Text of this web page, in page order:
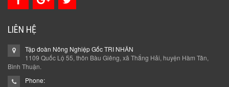
LIÊN HỆ
Tập đoàn Nông Nghiệp Gốc TRI NHÂN
1109 Quốc Lộ 55, thôn Bàu Giêng, xã Thắng Hải, huyện Hàm Tân,
Bình Thuận.
Phone: